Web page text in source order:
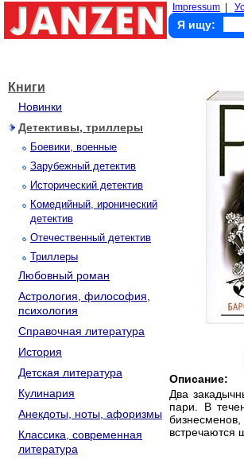
Impressum
Я ищу:
Книги
Новинки
Детективы, триллеры
Боевики, военные
Зарубежный детектив
Исторический детектив
Комедийный, иронический
детектив
Отечественный детектив
Триллеры
Любовный роман
Астрология, философия,
психология
Справочная литература
История
Детская литература
Кулинария
Анекдоты, ноты, афоризмы
Классика, современная
литература
Описание:
Два
пари. В
встречаются